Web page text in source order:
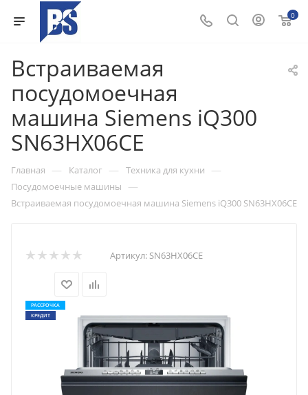
0
Встраиваемая
посудомоечная
машина Siemens iQ300
SN63HX06CE
Главная — Каталог — Техника для кухни —
Посудомоечные машины —
Встраиваемая посудомоечная машина Siemens iQ300 SN63HX06CE
Артикул: SN63HX06CE
РАССРОЧКА
КРЕДИТ